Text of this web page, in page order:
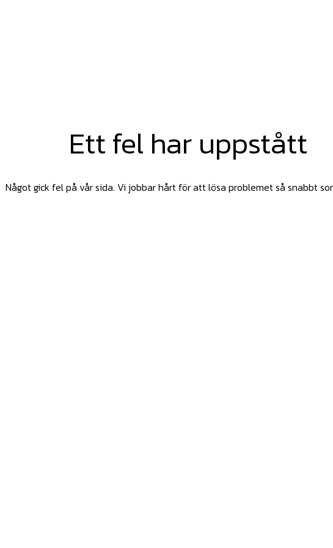
Ett fel har uppstått
Något gick fel på vår sida. Vi jobbar hårt för att lösa problemet så snabbt